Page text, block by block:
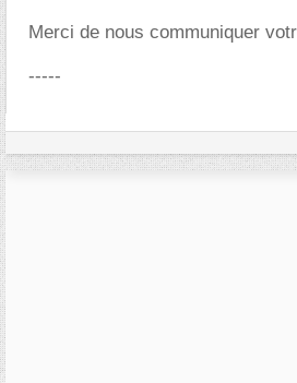
Merci de nous communiquer
-----